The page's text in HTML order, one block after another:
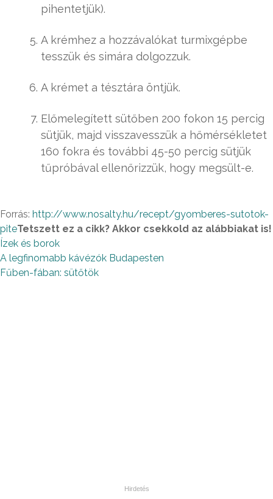
pihentetjük).
A krémhez a hozzávalókat turmixgépbe
tesszük és simára dolgozzuk.
A krémet a tésztára öntjük.
Előmelegített sütőben 200 fokon 15 percig
sütjük, majd visszavesszük a hőmérsékletet
160 fokra és további 45-50 percig sütjük
tűpróbával ellenőrizzük, hogy megsült-e.
Forrás: http://www.nosalty.hu/recept/gyomberes-sutotok-
piteTetszett ez a cikk? Akkor csekkold az alábbiakat is!
Ízek és borok
A legfinomabb kávézók Budapesten
Fűben-fában: sütőtök